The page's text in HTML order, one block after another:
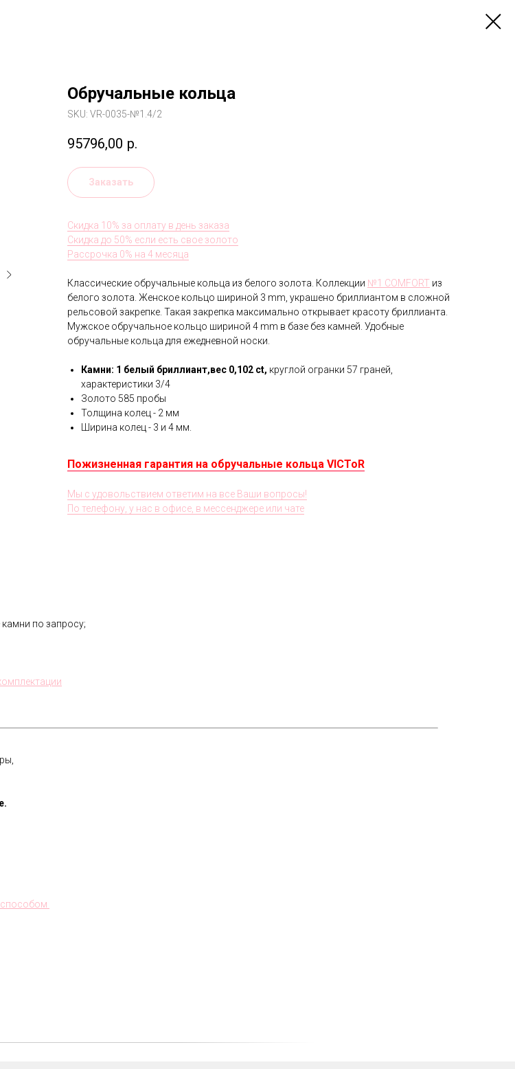
Обручальные кольца
SKU: VR-0035-№1.4/2
95796,00 р.
Заказать
Скидка 10% за оплату в день заказа
Скидка до 50% если есть свое золото
Рассрочка 0% на 4 месяца
Классические обручальные кольца из белого золота. Коллекции №1 COMFORT из
белого золота. Женское кольцо шириной 3 mm, украшено бриллиантом в сложной
рельсовой закрепке. Такая закрепка максимально открывает красоту бриллианта.
Мужское обручальное кольцо шириной 4 mm в базе без камней. Удобные
обручальные кольца для ежедневной носки.
Камни: 1 белый бриллиант,вес 0,102 ct, круглой огранки 57 граней,
характеристики 3/4
Золото 585 пробы
Толщина колец - 2 мм
Ширина колец - 3 и 4 мм.
Пожизненная гарантия на обручальные кольца VICToR
Мы с удовольствием ответим на все Ваши вопросы!
По телефону, у нас в офисе, в мессенджере или чате
по запросу;
В течении всего срока службы